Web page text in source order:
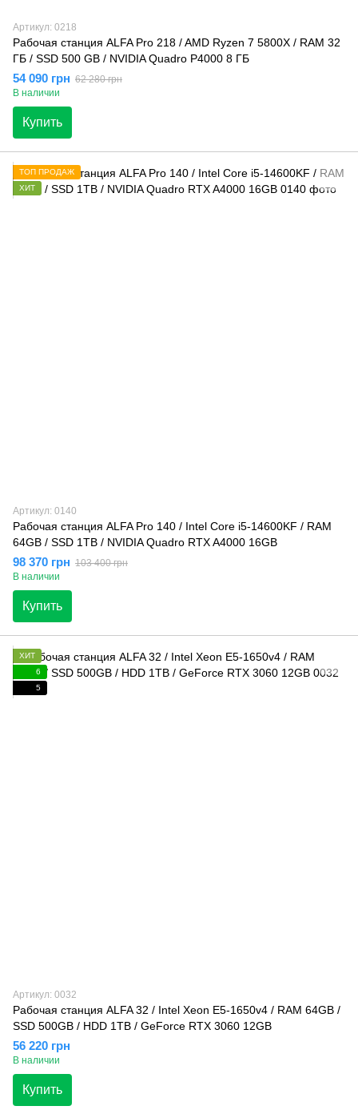
Артикул: 0218
Рабочая станция ALFA Pro 218 / AMD Ryzen 7 5800X / RAM 32
ГБ / SSD 500 GB / NVIDIA Quadro P4000 8 ГБ
54 090 грн 62 280 грн
В наличии
Купить
ТОП ПРОДАЖ
ХИТ
Артикул: 0140
Рабочая станция ALFA Pro 140 / Intel Core i5-14600KF / RAM
64GB / SSD 1TB / NVIDIA Quadro RTX A4000 16GB
98 370 грн 103 400 грн
В наличии
Купить
ХИТ
6
5
Артикул: 0032
Рабочая станция ALFA 32 / Intel Xeon E5-1650v4 / RAM 64GB /
SSD 500GB / HDD 1TB / GeForce RTX 3060 12GB
56 220 грн
В наличии
Купить